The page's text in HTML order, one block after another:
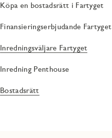
Köpa en bostadsrätt i Fartyget
Finansieringserbjudande Fartyget
Inredningsväljare Fartyget
Inredning Penthouse
Bostadsrätt